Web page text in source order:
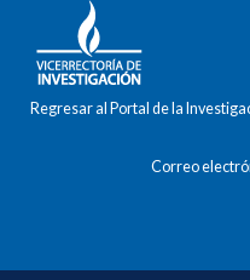
Regresar al Portal de la
Correo